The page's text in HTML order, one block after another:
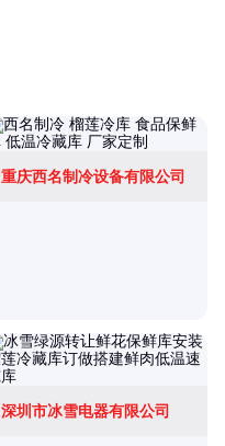
重庆西名制冷设备有限公司
深圳市冰雪电器有限公司